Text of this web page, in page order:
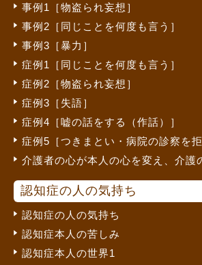
事例1［物盗られ妄想］
事例2［同じことを何度も言う］
事例3［暴力］
症例1［同じことを何度も言う］
症例2［物盗られ妄想］
症例3［失語］
症例4［嘘の話をする（作話）］
症例5［つきまとい・病院の診察を拒
介護者の心が本人の心を変え、介護
認知症の人の気持ち
認知症の人の気持ち
認知症本人の苦しみ
認知症本人の世界1